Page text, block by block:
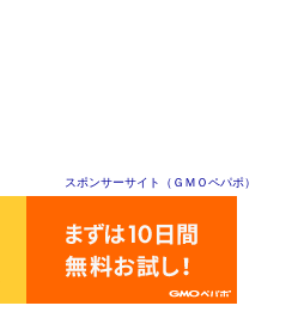
スポンサーサイト（ＧＭＯペパポ）